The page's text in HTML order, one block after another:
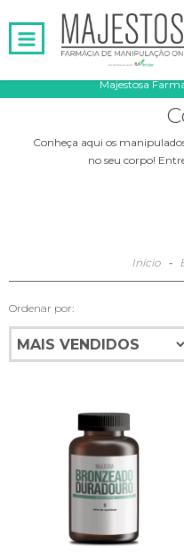
Majestosa
Conheça aqui os
no seu corpo!
Início -
Ordenar por: